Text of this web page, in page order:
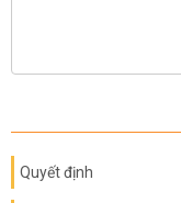
Quyết định